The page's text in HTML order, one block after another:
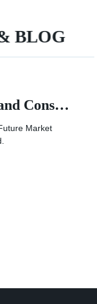
BLOG
Growth in Automotive and Construction verticals to take the
Market